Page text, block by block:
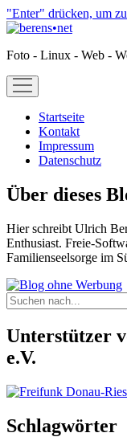
"Enter" drücken, um
berens•net
Foto - Linux - Web -
open
menu
Startseite
Kontakt
Impressum
Datenschutz
Sidebar
Über dieses
Hier schreibt Ulrich
Enthusiast. Freie-
Familienseelsorge im
Suchen
Unterstützer
e.V.
Schlagwörter